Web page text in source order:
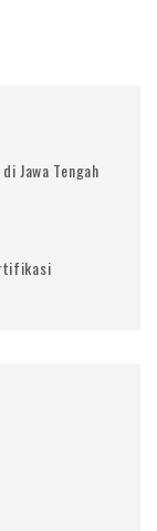
Jawa Tengah